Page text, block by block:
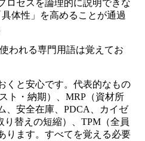
ロセスを論理的に説明できな
体性」を高めることが通過
われる専門用語は覚えてお
くと安心です。代表的なもの
ト・納期）、MRP（資材所
、安全在庫、PDCA、カイゼ
り替えの短縮）、TPM（全員
ります。すべてを覚える必要